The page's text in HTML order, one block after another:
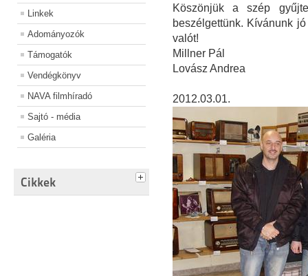
Linkek
Adományozók
Támogatók
Vendégkönyv
NAVA filmhíradó
Sajtó - média
Galéria
Cikkek
Köszönjük a szép
beszélgettünk. Kívánunk
valót!
Millner Pál
Lovász Andrea
2012.03.01.